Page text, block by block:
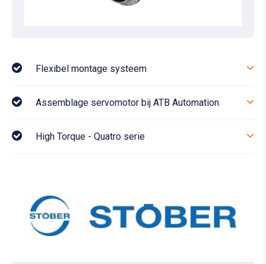
Flexibel montage systeem
Assemblage servomotor bij ATB Automation
High Torque - Quatro serie